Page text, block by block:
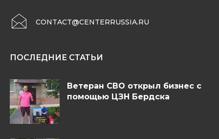
CONTACT@CENTERRUSSIA.RU
ПОСЛЕДНИЕ СТАТЬИ
Ветеран СВО открыл бизнес с
помощью ЦЗН Бердска